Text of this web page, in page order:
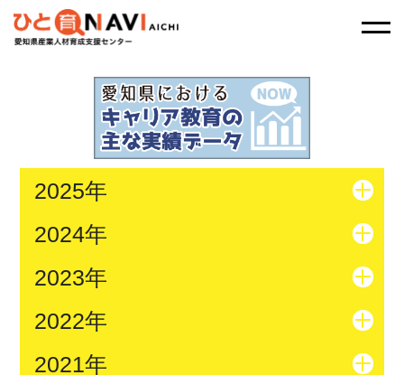
2025年
2024年
2023年
2022年
2021年